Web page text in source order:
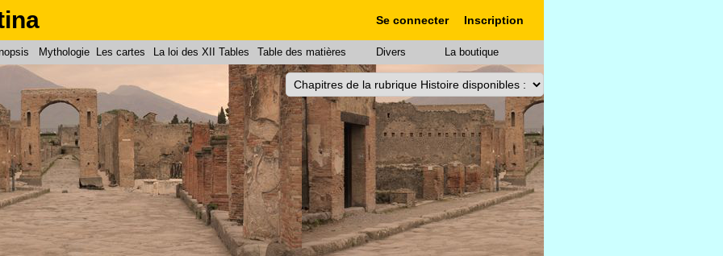
Se connecter Inscription
Mythologie Les cartes La loi des XII Tables Table des matières Divers La boutique